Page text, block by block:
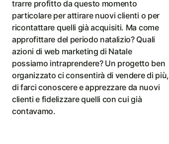
strategia
di
contenuto
trarre profitto da questo momento
particolare per attirare nuovi clienti o per
ricontattare quelli già acquisiti. Ma come
approfittare del periodo natalizio? Quali
azioni di web marketing di Natale
possiamo intraprendere? Un progetto ben
organizzato ci consentirà di vendere di più,
di farci conoscere e apprezzare da nuovi
clienti e fidelizzare quelli con cui già
contavamo.